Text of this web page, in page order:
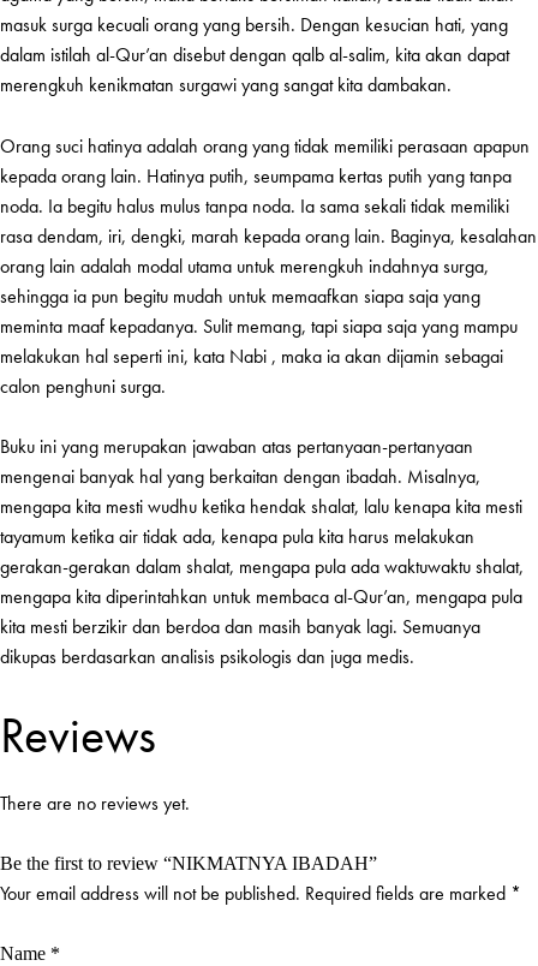
masuk surga kecuali orang yang bersih. Dengan kesucian hati, yang
dalam istilah al-Qur’an disebut dengan qalb al-salim, kita akan dapat
merengkuh kenikmatan surgawi yang sangat kita dambakan.
Orang suci hatinya adalah orang yang tidak memiliki perasaan apapun
kepada orang lain. Hatinya putih, seumpama kertas putih yang tanpa
noda. Ia begitu halus mulus tanpa noda. Ia sama sekali tidak memiliki
rasa dendam, iri, dengki, marah kepada orang lain. Baginya, kesalahan
orang lain adalah modal utama untuk merengkuh indahnya surga,
sehingga ia pun begitu mudah untuk memaafkan siapa saja yang
meminta maaf kepadanya. Sulit memang, tapi siapa saja yang mampu
melakukan hal seperti ini, kata Nabi , maka ia akan dijamin sebagai
calon penghuni surga.
Buku ini yang merupakan jawaban atas pertanyaan-pertanyaan
mengenai banyak hal yang berkaitan dengan ibadah. Misalnya,
mengapa kita mesti wudhu ketika hendak shalat, lalu kenapa kita mesti
tayamum ketika air tidak ada, kenapa pula kita harus melakukan
gerakan-gerakan dalam shalat, mengapa pula ada waktuwaktu shalat,
mengapa kita diperintahkan untuk membaca al-Qur’an, mengapa pula
kita mesti berzikir dan berdoa dan masih banyak lagi. Semuanya
dikupas berdasarkan analisis psikologis dan juga medis.
Reviews
There are no reviews yet.
Be the first to review “NIKMATNYA IBADAH”
Your email address will not be published. Required fields are marked *
Name *